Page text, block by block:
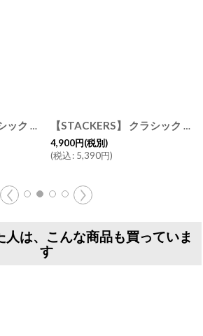
【STACKERS】 クラシック ジュエリーボックス 3sec トープ グレージュ Taupe スタッカーズ ロンドン イギリス
【STACKERS】 クラシック ジュエリーボックス 5sec トープ グレージュTaupe スタッカーズ イギリス ロンドン
4,900円(税別)
(税込: 5,390円)
人は、こんな商品も買っていま
す